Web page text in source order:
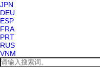
JPN
DEU
ESP
FRA
PRT
RUS
VNM